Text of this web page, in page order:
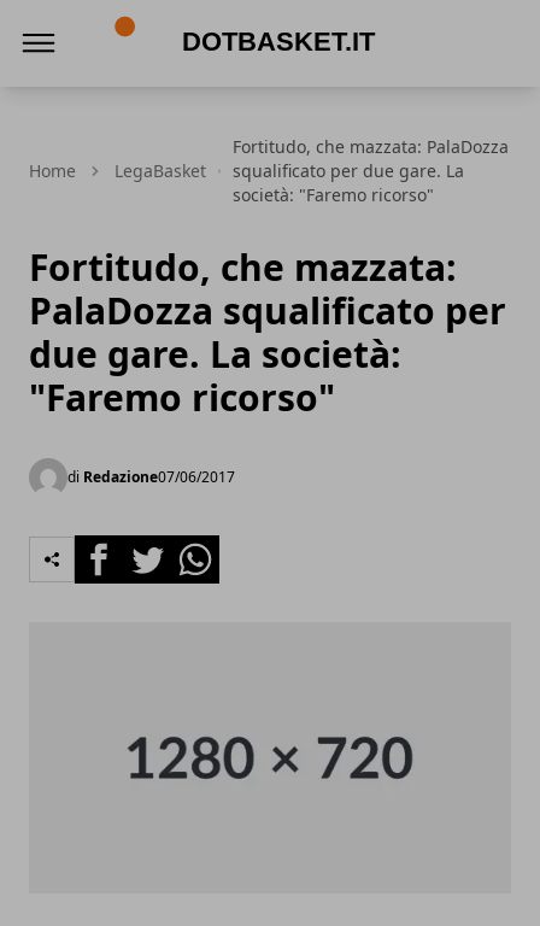
Home LegaBasket
Fortitudo, che mazzata: PalaDozza
squalificato per due gare. La
società: "Faremo ricorso"
Fortitudo, che mazzata:
PalaDozza squalificato per
due gare. La società:
"Faremo ricorso"
di Redazione07/06/2017
FacebookTwitterWhatsapp